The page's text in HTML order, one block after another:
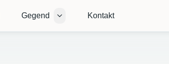
submenu
Gegend
Open submenu
Kontakt